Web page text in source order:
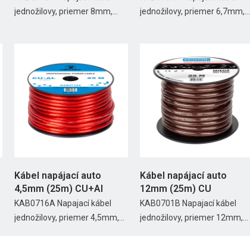
jednožilovy, priemer 8mm,...
jednožilovy, priemer 6,7mm,...
Kábel napájací auto
4,5mm (25m) CU+Al
KAB0716A Napajací kábel
jednožilovy, priemer 4,5mm,...
Kábel napájací auto
12mm (25m) CU
KAB0701B Napajací kábel
jednožilovy, priemer 12mm,...